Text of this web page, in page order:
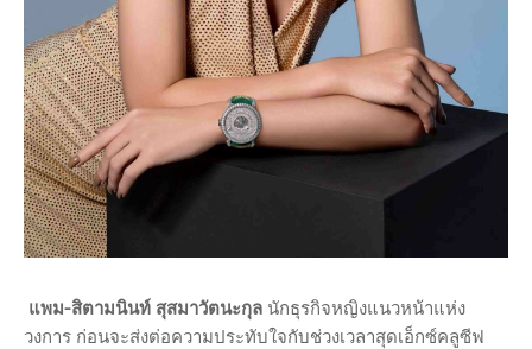
แพม-สิตามนินท์ สุสมาวัตนะกุล นักธุรกิจหญิงแนวหน้าแห่ง
วงการ ก่อนจะส่งต่อความประทับใจกับช่วงเวลาสุดเอ็กซ์คลูซีฟ